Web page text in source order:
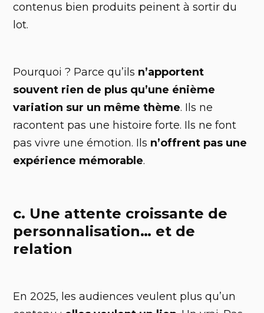
contenus bien produits peinent à sortir du
lot.
Pourquoi ? Parce qu’ils n’apportent
souvent rien de plus qu’une énième
variation sur un même thème. Ils ne
racontent pas une histoire forte. Ils ne font
pas vivre une émotion. Ils n’offrent pas une
expérience mémorable.
c. Une attente croissante de
personnalisation… et de
relation
En 2025, les audiences veulent plus qu’un